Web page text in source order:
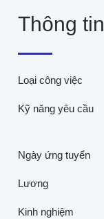
Thông tin
Loại công việc
Kỹ năng yêu cầu
Ngày ứng tuyển
Lương
Kinh nghiệm